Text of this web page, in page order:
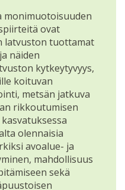
monimuotoisuuden
ovat
latvuston tuottamat
näiden
kytkeytyvyys,
koituvan
metsän jatkuva
rikkoutumisen
olennaisia
avoalue- ja
mahdollisuus
sekä